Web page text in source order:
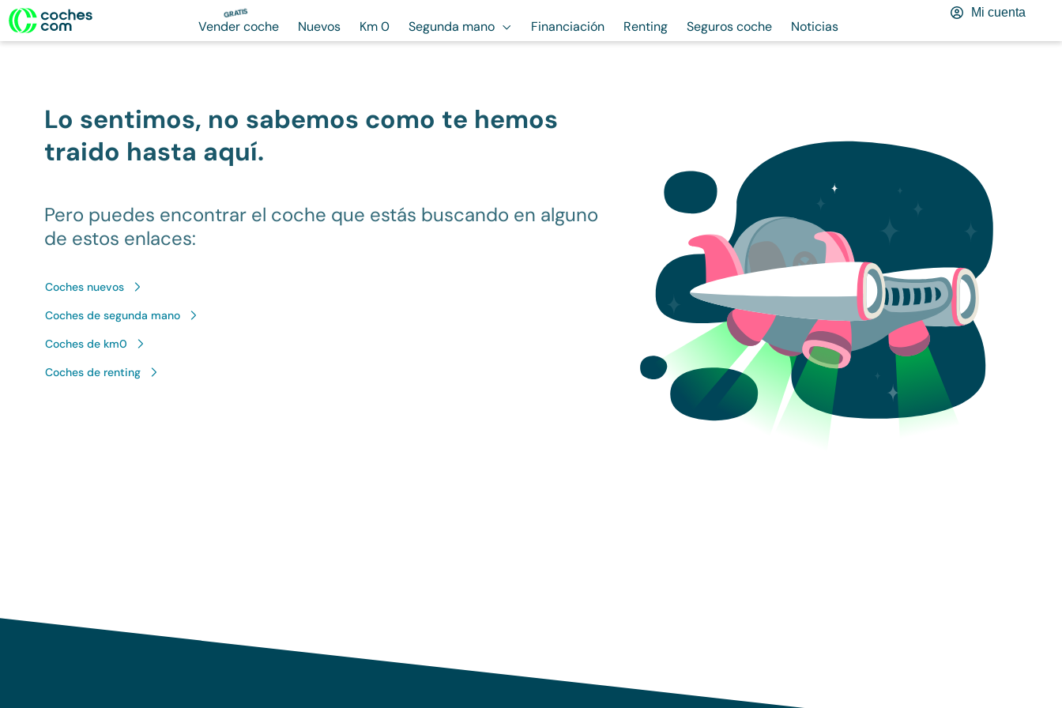
GRATIS
Vender coche Nuevos Km 0 Segunda mano Financiación Renting Seguros coche Noticias
Mi cuenta
Lo sentimos, no sabemos como te hemos
traido hasta aquí.
Pero puedes encontrar el coche que estás buscando en alguno
de estos enlaces:
Coches nuevos
Coches de segunda mano
Coches de km0
Coches de renting